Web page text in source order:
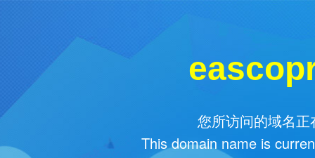
您所访问的域名
This domain name is